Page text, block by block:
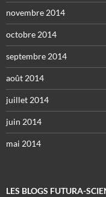
novembre 2014
octobre 2014
septembre 2014
août 2014
juillet 2014
juin 2014
mai 2014
LES BLOGS FUTURA-